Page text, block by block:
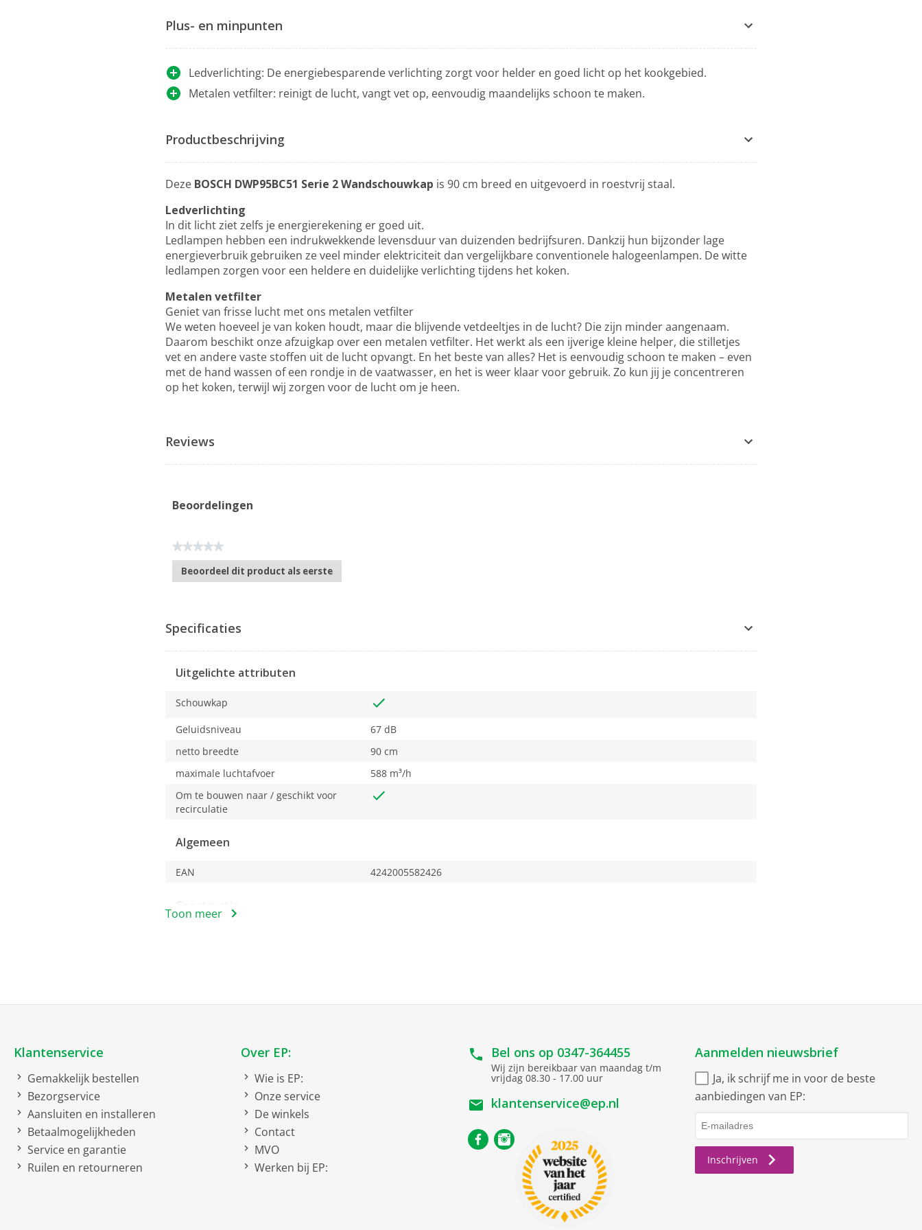
Plus- en minpunten
Ledverlichting: De energiebesparende verlichting zorgt voor helder en goed licht op het kookgebied.
Metalen vetfilter: reinigt de lucht, vangt vet op, eenvoudig maandelijks schoon te maken.
Productbeschrijving
Deze BOSCH DWP95BC51 Serie 2 Wandschouwkap is 90 cm breed en uitgevoerd in roestvrij staal.
Ledverlichting
In dit licht ziet zelfs je energierekening er goed uit.
Ledlampen hebben een indrukwekkende levensduur van duizenden bedrijfsuren. Dankzij hun bijzonder lage
energieverbruik gebruiken ze veel minder elektriciteit dan vergelijkbare conventionele halogeenlampen. De witte
ledlampen zorgen voor een heldere en duidelijke verlichting tijdens het koken.
Metalen vetfilter
Geniet van frisse lucht met ons metalen vetfilter
We weten hoeveel je van koken houdt, maar die blijvende vetdeeltjes in de lucht? Die zijn minder aangenaam.
Daarom beschikt onze afzuigkap over een metalen vetfilter. Het werkt als een ijverige kleine helper, die stilletjes
vet en andere vaste stoffen uit de lucht opvangt. En het beste van alles? Het is eenvoudig schoon te maken – even
met de hand wassen of een rondje in de vaatwasser, en het is weer klaar voor gebruik. Zo kun jij je concentreren
op het koken, terwijl wij zorgen voor de lucht om je heen.
Reviews
Beoordelingen
★★★★★
Geen
scorewaarde
Beoordeel dit product als eerste
.
actie
opent
u
modaal
Specificaties
Uitgelichte attributen
Schouwkap
Geluidsniveau
67 dB
netto breedte
90 cm
maximale luchtafvoer
588 m³/h
Om te bouwen naar / geschikt voor
recirculatie
Algemeen
EAN 4242005582426
Constructie
Energieverbruik
67 kWh/jaar
Verlichtingefficiëntieklasse op een
schaal van A tot G
Verlichtingsefficiëntieklasse A
Vetfilteringsefficiëntieklasse op een
schaal van A tot G
Vetfilteringsefficiëntieklasse C
Energie-efficiëntieklasse A+++ - D
Toon meer
Klantenservice
Gemakkelijk bestellen
Bezorgservice
Aansluiten en installeren
Betaalmogelijkheden
Service en garantie
Ruilen en retourneren
Over EP:
Wie is EP:
Onze service
De winkels
Contact
MVO
Werken bij EP:
Bel ons op 0347-364455
Wij zijn bereikbaar van maandag t/m
vrijdag 08.30 - 17.00 uur
klantenservice@ep.nl
Aanmelden nieuwsbrief
Ja, ik schrijf me in voor de beste
aanbiedingen van EP:
Inschrijven